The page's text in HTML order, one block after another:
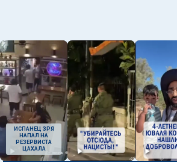
ИСПАНЕЦ ЗРЯ
НАПАЛ НА
РЕЗЕРВИСТА
ЦАХАЛА